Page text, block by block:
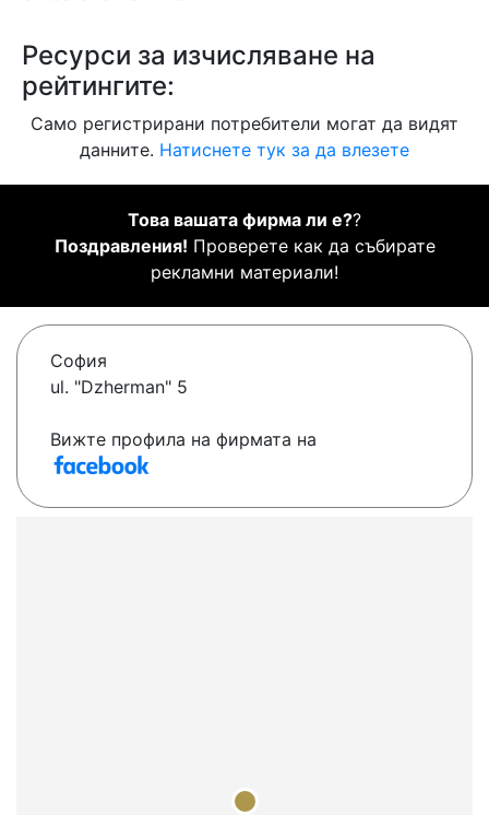
Ресурси за изчисляване на
рейтингите:
Само регистрирани потребители могат да видят
данните. Натиснете тук за да влезете
Това вашата фирма ли е??
Поздравления! Проверете как да събирате
рекламни материали!
София
ul. "Dzherman" 5
Вижте профила на фирмата на